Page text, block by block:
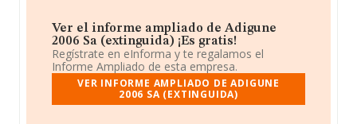
Ver el informe ampliado de Adigune
2006 Sa (extinguida) ¡Es gratis!
Regístrate en eInforma y te regalamos el
Informe Ampliado de esta empresa.
VER INFORME AMPLIADO DE ADIGUNE
2006 SA (EXTINGUIDA)